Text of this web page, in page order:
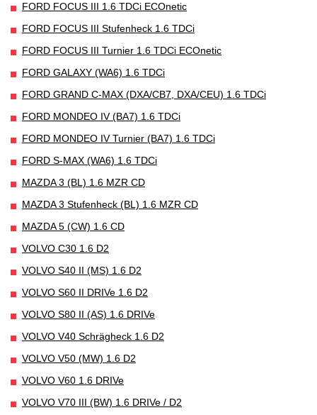
FORD FOCUS III 1.6 TDCi ECOnetic
FORD FOCUS III Stufenheck 1.6 TDCi
FORD FOCUS III Turnier 1.6 TDCi ECOnetic
FORD GALAXY (WA6) 1.6 TDCi
FORD GRAND C-MAX (DXA/CB7, DXA/CEU) 1.6 TDCi
FORD MONDEO IV (BA7) 1.6 TDCi
FORD MONDEO IV Turnier (BA7) 1.6 TDCi
FORD S-MAX (WA6) 1.6 TDCi
MAZDA 3 (BL) 1.6 MZR CD
MAZDA 3 Stufenheck (BL) 1.6 MZR CD
MAZDA 5 (CW) 1.6 CD
VOLVO C30 1.6 D2
VOLVO S40 II (MS) 1.6 D2
VOLVO S60 II DRIVe 1.6 D2
VOLVO S80 II (AS) 1.6 DRIVe
VOLVO V40 Schrägheck 1.6 D2
VOLVO V50 (MW) 1.6 D2
VOLVO V60 1.6 DRIVe
VOLVO V70 III (BW) 1.6 DRIVe / D2